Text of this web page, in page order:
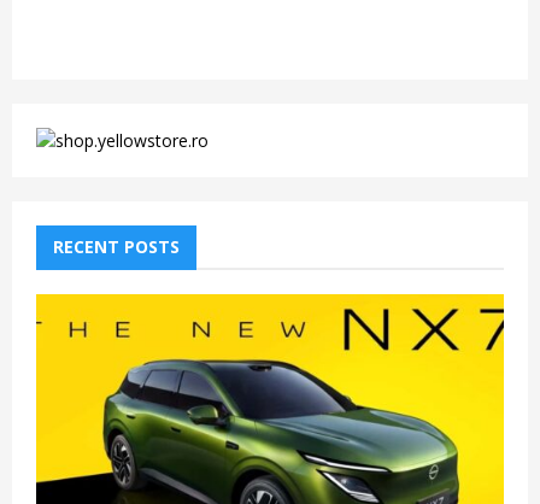
RECENT POSTS